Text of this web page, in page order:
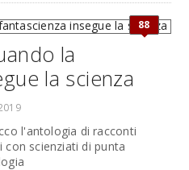
88
la
la scienza
l'antologia di racconti
scienziati di punta